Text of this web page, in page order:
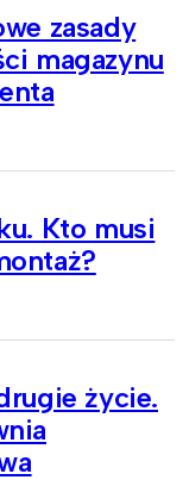
zasady
magazynu
Kto musi
życie.